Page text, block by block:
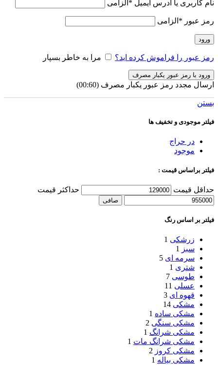
نام کاربری یا آدرس ایمیل * الزامی
رمز عبور * الزامی
ورود
رمز عبور را فراموش کرده اید؟ مرا به خاطر بسپار
ورود با رمز عبور یکبار مصرف
ارسال مجدد رمز عبور یکبار مصرف (00:
60
)
بستن
فیلتر موجودی و تخفیف ها
در حراج
موجود
فیلتر براساس قیمت :
حداقل قیمت حداكثر قيمت
صافی
فیلتر بر اساس رنگ
زرشکی 1
سبز
1
سرمه ای 5
شتری 1
طوسی 7
عسلی 11
قهوه ای 3
مشکی 14
مشکی ساده 1
مشکی سنگی 2
مشکی شرانگ 1
مشکی شرانگ مات 1
مشکی کروز 2
مشکی بیاله 1